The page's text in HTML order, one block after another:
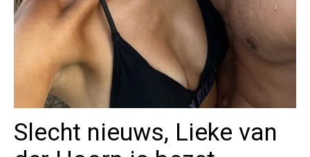
Slecht nieuws, Lieke van